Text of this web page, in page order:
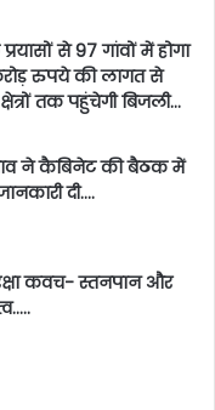
प्रयासों से 97 गांवों में होगा
करोड़ रुपये की लागत से
तक पहुंचेगी बिजली…
ने कैबिनेट की बैठक में
दी….
कवच- स्तनपान और